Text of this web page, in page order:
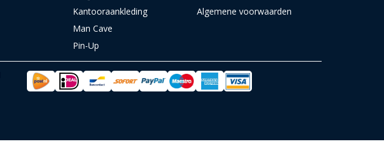
Kantooraankleding
Man Cave
Pin-Up
Algemene voorwaarden